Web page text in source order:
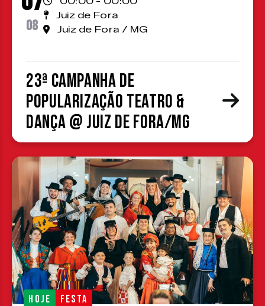
08
Juiz de Fora
Juiz de Fora / MG
23ª Campanha de
Popularização Teatro &
Dança @ Juiz de Fora/MG
HOJE FESTA